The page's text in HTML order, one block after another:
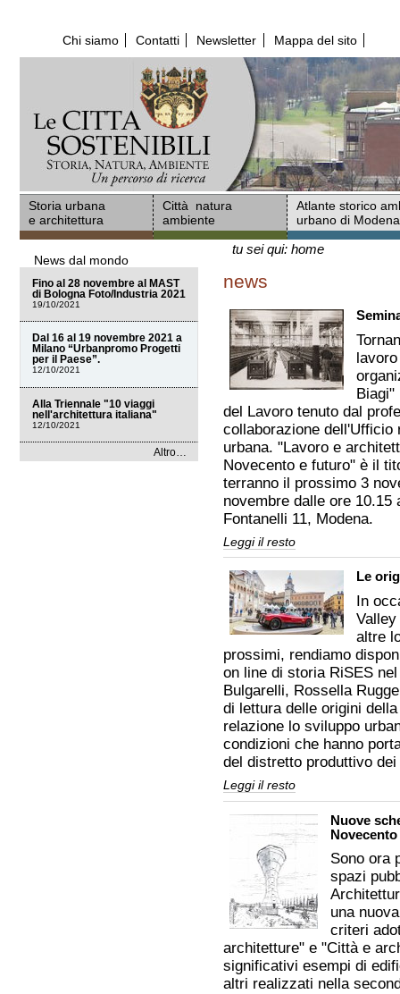
contenuti.
navigazione
Chi siamo Contatti Newsletter Mappa del sito
Storia urbana
e architettura
Città natura
ambiente
Atlante storico
urbano di Modena
News dal mondo
Fino al 28 novembre al MAST
di Bologna Foto/Industria 2021
19/10/2021
Dal 16 al 19 novembre 2021 a
Milano “Urbanpromo Progetti
per il Paese”.
12/10/2021
Alla Triennale "10 viaggi
nell'architettura italiana"
12/10/2021
dal
Altro…
tu sei qui: home
news
Biagi"
del Lavoro tenuto dal
collaborazione dell'Ufficio
urbana. "Lavoro e
Novecento e futuro" è il
terranno il prossimo 3
novembre dalle ore 10.15
Fontanelli 11, Modena.
Seminario
su
architetture
industriali
Leggi il resto
Le
In
altre
prossimi, rendiamo
on line di storia RiSES
Bulgarelli, Rossella
di lettura delle origini
relazione lo sviluppo
condizioni che hanno
del distretto produttivo
Le
origini
Leggi il resto
Nuove
Novecento
Sono ora
spazi
una
criteri
architetture" e "Città e
significativi esempi di
altri realizzati nella